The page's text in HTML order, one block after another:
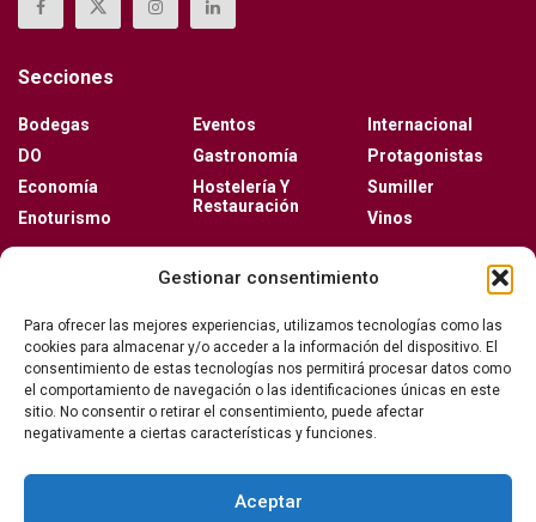
Gestionar consentimiento
Para ofrecer las mejores experiencias, utilizamos tecnologías como las
cookies para almacenar y/o acceder a la información del dispositivo. El
consentimiento de estas tecnologías nos permitirá procesar datos como
el comportamiento de navegación o las identificaciones únicas en este
sitio. No consentir o retirar el consentimiento, puede afectar
negativamente a ciertas características y funciones.
Aceptar
Secciones
Bodegas
DO
Economía
Enoturismo
Eventos
Gastronomía
Hostelería Y
Restauración
Internacional
Protagonistas
Sumiller
Vinos
Vino y verano: la guía para disfrutar de las copas
más frescas de la temporada
Ribera del Duero y Seminci renuevan su alianza
para la 71ª edición del festival